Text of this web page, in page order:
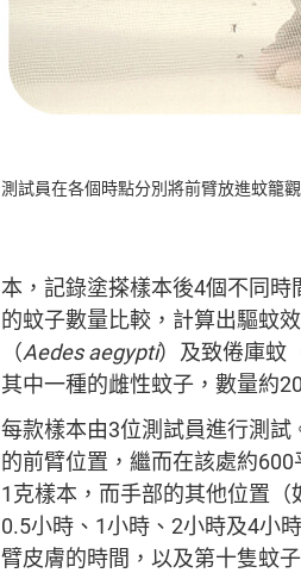
測試員在各個時點分別將前臂放進蚊籠
本，記錄塗搽樣本後4個不同
的蚊子數量比較，計算出驅蚊
（Aedes aegypti）及致倦庫蚊
其中一種的雌性蚊子，數量約
每款樣本由3位測試員進行測
的前臂位置，繼而在該處約
1克樣本，而手部的其他位置
0.5小時、1小時、2小時及4小
臂皮膚的時間，以及第十隻蚊